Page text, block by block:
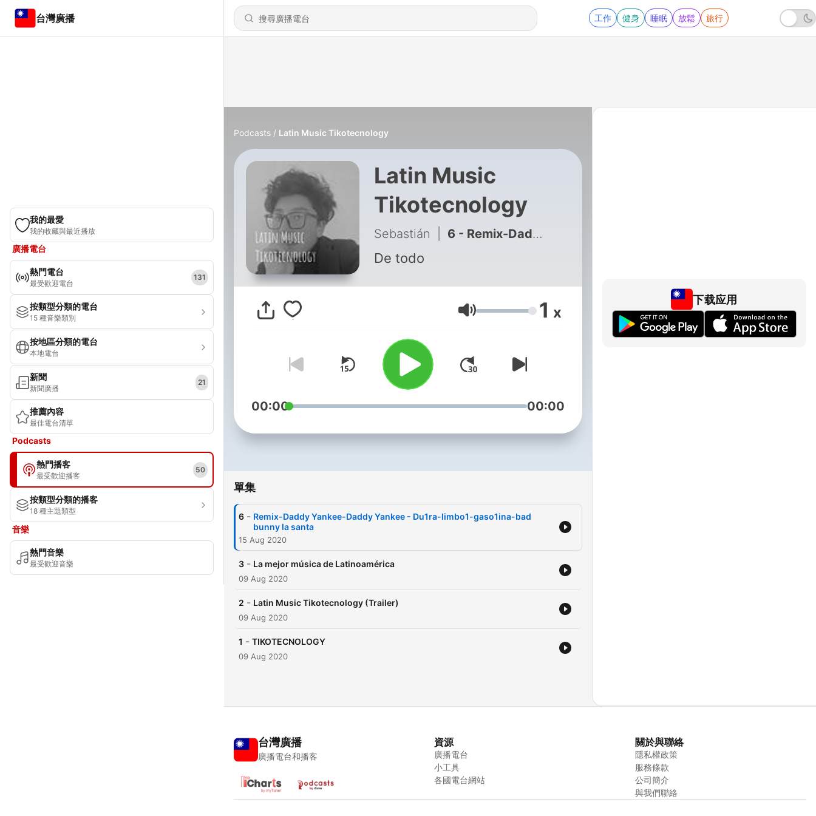
台灣廣播 工作 健身 睡眠 放鬆 旅行
我的最愛
我的收藏與最近播放
廣播電台
熱門電台
最受歡迎電台
131
按類型分類的電台
15 種音樂類別
按地區分類的電台
本地電台
新聞
新聞廣播
21
推薦內容
最佳電台清單
Podcasts
熱門播客
最受歡迎播客
50
按類型分類的播客
18 種主題類型
音樂
熱門音樂
最受歡迎音樂
Podcasts Latin Music Tikotecnology
Latin Music
Tikotecnology
Sebastián 6 - Remix-Daddy Yankee-Daddy Yankee - Du1ra-limbo1-gaso1ina-bad bunny la santa
De todo
音量 1 x
00:00 00:00
單集
6 - Remix-Daddy Yankee-Daddy Yankee - Du1ra-limbo1-gaso1ina-bad
bunny la santa
15 Aug 2020
3 - La mejor música de Latinoamérica
09 Aug 2020
2 - Latin Music Tikotecnology (Trailer)
09 Aug 2020
1 - TIKOTECNOLOGY
09 Aug 2020
下载应用
台灣廣播
廣播電台和播客
資源
廣播電台
小工具
各國電台網站
關於與聯絡
隱私權政策
服務條款
公司簡介
與我們聯絡